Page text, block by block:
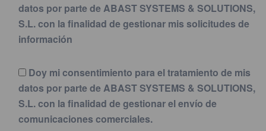
datos por parte de ABAST SYSTEMS & SOLUTIONS,
S.L. con la finalidad de gestionar mis solicitudes de
información
Doy mi consentimiento para el tratamiento de mis
datos por parte de ABAST SYSTEMS & SOLUTIONS,
S.L. con la finalidad de gestionar el envío de
comunicaciones comerciales.